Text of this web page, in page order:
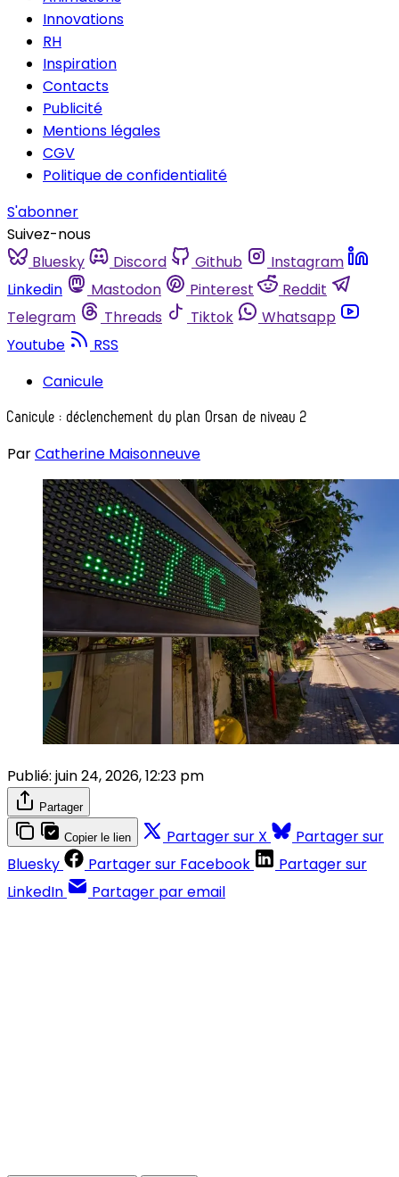
Innovations
RH
Inspiration
Contacts
Publicité
Mentions légales
CGV
Politique de confidentialité
S'abonner
Suivez-nous
Bluesky
Discord Github
Instagram
Linkedin
Mastodon Pinterest
Reddit
Telegram
Threads Tiktok
Whatsapp
Youtube
RSS
Canicule
Canicule : déclenchement du plan Orsan de niveau 2
ParCatherine Maisonneuve
Publié: juin 24, 2026, 12:23 pm
Partager
Copier le lien Partager sur X
Partager sur
Bluesky
Partager sur Facebook
Partager sur
LinkedIn
Partager par email